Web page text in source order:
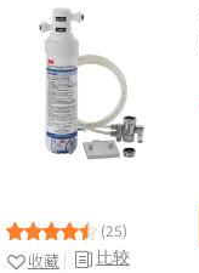
(25)
比较
收藏